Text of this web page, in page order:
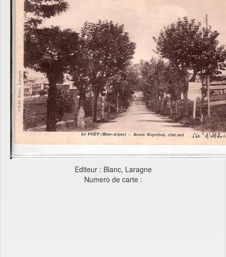
Editeur : Blanc, Laragne
Numero de carte :